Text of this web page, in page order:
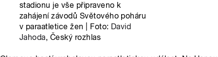
stadionu je vše připraveno k
zahájení závodů Světového poháru
v paraatletice žen | Foto: David
Jahoda, Český rozhlas